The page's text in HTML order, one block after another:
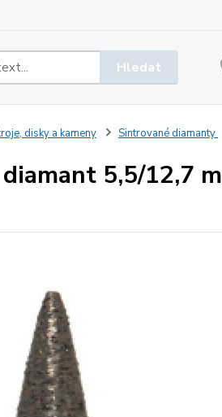
Hledat
disky a kameny Sintrované diamanty
5,5/12,7